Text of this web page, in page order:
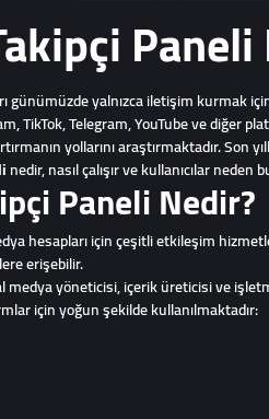
Paneli
günümüzde yalnızca iletişim kurmak
TikTok, Telegram, YouTube ve diğer
yollarını araştırmaktadır.
nedir, nasıl çalışır ve kullanıcılar
Paneli Nedir?
hesapları için çeşitli etkileşim
erişebilir.
medya yöneticisi, içerik üreticisi ve
için yoğun şekilde kullanılmaktadır: